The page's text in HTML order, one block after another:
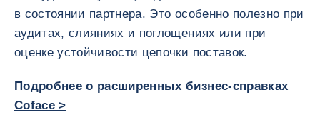
в состоянии партнера. Это особенно полезно при
аудитах, слияниях и поглощениях или при
оценке устойчивости цепочки поставок.
Подробнее о расширенных бизнес-справках
Coface >